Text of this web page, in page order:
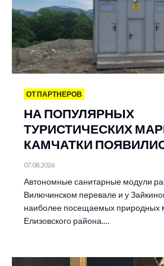
ОТ ПАРТНЕРОВ
НА ПОПУЛЯРНЫХ
ТУРИСТИЧЕСКИХ
КАМЧАТКИ
07.08.2026
Автономные санитарные модули
Вилючинском перевале и у
наиболее посещаемых природных
Елизовского района.…